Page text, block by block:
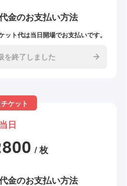
金のお支払い方法
ット代は当日開場でお支払いです。
を終了しました
ケット
当日
/ 枚
金のお支払い方法